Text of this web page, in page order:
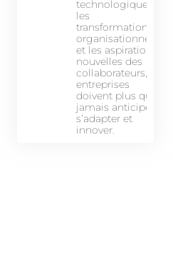
technologiques,
les
transformations
organisationnelles
et les aspirations
nouvelles des
collaborateurs, les
entreprises
doivent plus que
jamais anticiper,
s’adapter et
innover.